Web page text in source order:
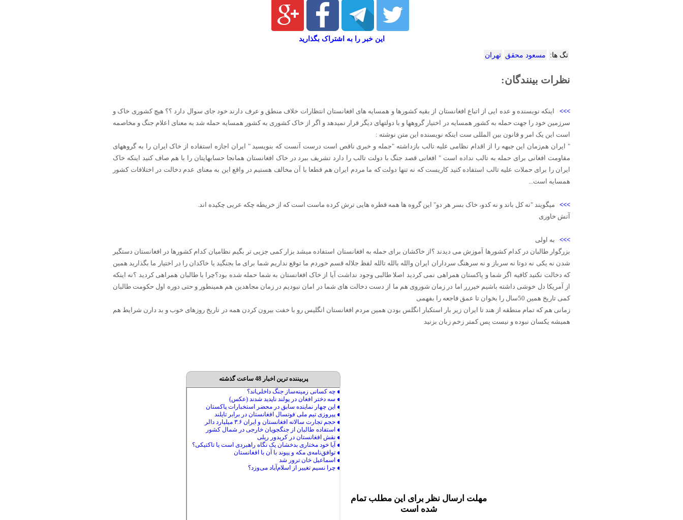
این خبر را به اشتراک بگذارید
تگ ها: مسعود محقق تهران
نظرات بینندگان:
>>> اینکه نویسنده و عده ایی از اتباع افغانستان از بقیه کشورها و همسایه های افغانستان انتظارات خلاف منطق و عرف دارند خود جای سوال دارد ؟؟ هیچ کشوری خاک و
سرزمین خود را جهت حمله به کشور همسایه در اختیار گروهها و با دولتهای دیگر قرار نمیدهد و اگر از خاک کشوری به کشور همسایه حمله شد به معنای اعلام جنگ و مخاصمه
است این یک امر و قانون بین المللی ست اینکه نویسنده این متن نوشته :
" ایران هم‌زمان این جبهه را از اقدام نظامی علیه تالب بازداشته "جمله و خبری ناقص است درست آنست که بنویسید " ایران اجازه استفاده از خاک ایران را به گروههای
مقاومت افغانی برای حمله به تالب نداده است " افغانی قصد جنگ با دولت تالب را دارد تشریف ببرد در خاک افغانستان همانجا حسابهایتان را با هم صاف کنید اینکه خاک
ایران را برای حملات علیه تالب استفاده کنید کاریست که نه تنها دولت که ما مردم ایران هم قطعا با آن مخالف هستیم در واقع این به معنای عدم دخالت در اختلافات کشور
همسایه است...
>>> میگویند "نه کل باند و نه کدو، خاک بسر هر دو" این گروه ها همه قطره هایی ترش کرده ماست است که از خریطه چکه عربی چکیده اند.
آتش خاوری
>>> به اولی
بزرگوار طالبان در کدام کشورها آموزش می دیدند ؟از خاکشان برای حمله به افغانستان استفاده میشد بزار کمی جزیی تر بگیم نظامیان کدام کشورها در افغانستان دستگیر
شدن نه یکی نه دوتا نه سرباز و نه سرهنگ سرداران ایران والله بالله تالله لفظ جلاله قسم خوردم ما توقع نداریم شما برای ما بجنگید یا خاکدان را در اختیار ما بگذارید همین
که دخالت نکنید کافیه اگر شما و پاکستان همراهی نمی کردید اصلا طالبی وجود نداشت آیا از خاک افغانستان به شما حمله شده بود؟چرا با طالبان همراهی کردید ؟نه اینکه
از آمریکا دل خوشی داشته باشیم خیررر اما در زمان شوروی هم ما از دست دخالت های شما در امان نبودیم در زمان مجاهدین هم همینطور و حتی دوره اول حکومت طالبان
کمی تاریخ همین 50سال را بخوان تا عمق فاجعه را بفهمی
زمانی هم که تمام منطقه از هند تا ایران زیر بار استکبار انگلس بودن همین مردم افغانستان انگلیس رو با خفت بیرون کردن همه در تاریخ روزهای خوب و بد دارن شرایط هم
همیشه یکسان نبوده و نیست پس کمتر زخم زبان بزنید
مهلت ارسال نظر برای این مطلب تمام
شده است
پربیننده ترین اخبار 48 ساعت گذشته